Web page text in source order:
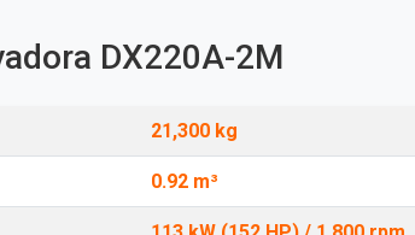
DX220A-2M
21,300 kg
0.92 m³